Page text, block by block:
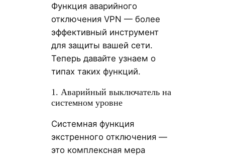
Функция аварийного
отключения VPN — более
эффективный инструмент
для защиты вашей сети.
Теперь давайте узнаем о
типах таких функций.
1. Аварийный выключатель на
системном уровне
Системная функция
экстренного отключения —
это комплексная мера